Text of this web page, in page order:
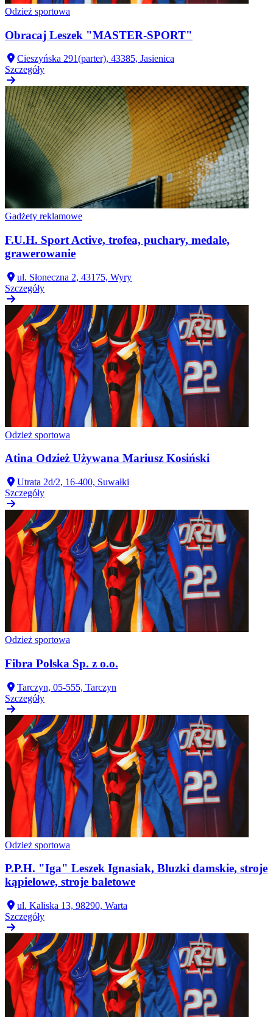
Odzież sportowa
Obracaj Leszek "MASTER-SPORT"
Cieszyńska 291(parter), 43385, Jasienica
Szczegóły
Gadżety reklamowe
F.U.H. Sport Active, trofea, puchary, medale,
grawerowanie
ul. Słoneczna 2, 43175, Wyry
Szczegóły
Odzież sportowa
Atina Odzież Używana Mariusz Kosiński
Utrata 2d/2, 16-400, Suwałki
Szczegóły
Odzież sportowa
Fibra Polska Sp. z o.o.
Tarczyn, 05-555, Tarczyn
Szczegóły
Odzież sportowa
P.P.H. "Iga" Leszek Ignasiak, Bluzki damskie, stroje
kąpielowe, stroje baletowe
ul. Kaliska 13, 98290, Warta
Szczegóły